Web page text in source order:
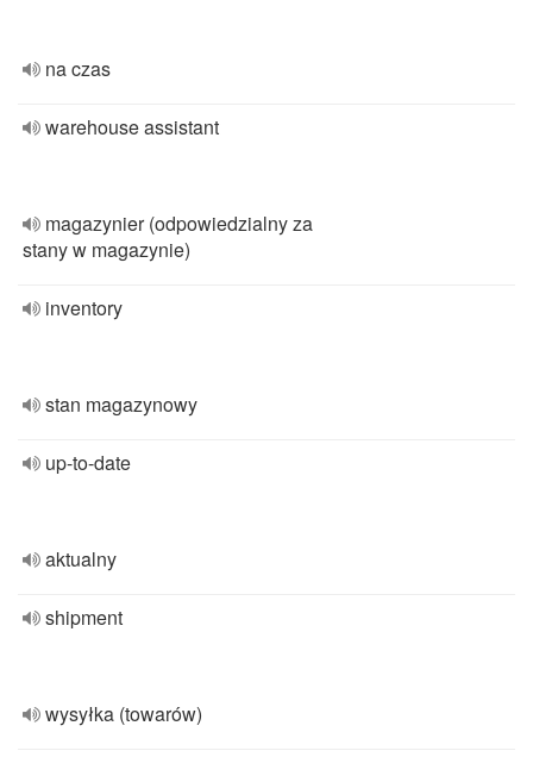
na czas
warehouse assistant
magazynier (odpowiedzialny za
stany w magazynie)
inventory
stan magazynowy
up-to-date
aktualny
shipment
wysyłka (towarów)